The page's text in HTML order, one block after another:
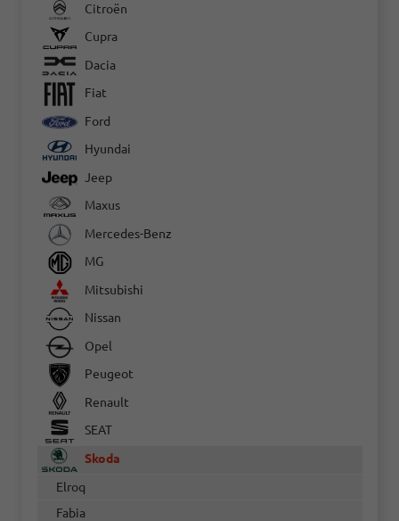
Citroën
Cupra
Dacia
Fiat
Ford
Hyundai
Jeep
Maxus
Mercedes-Benz
MG
Mitsubishi
Nissan
Opel
Peugeot
Renault
SEAT
Skoda
Elroq
Fabia